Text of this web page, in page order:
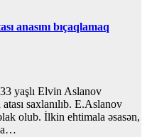
anasını bıçaqlamaq
yaşlı Elvin Aslanov
saxlanılıb. E.Aslanov
olub. İlkin ehtimala əsasən,